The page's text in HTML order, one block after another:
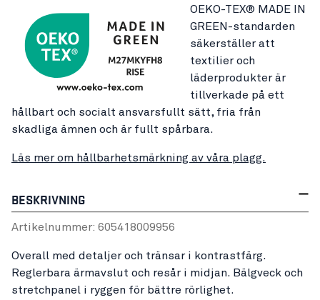
OEKO-TEX® MADE IN
GREEN-standarden
säkerställer att
textilier och
läderprodukter är
tillverkade på ett
hållbart och socialt ansvarsfullt sätt, fria från
skadliga ämnen och är fullt spårbara.
Läs mer om hållbarhetsmärkning av våra plagg.
BESKRIVNING
Artikelnummer: 605418009956
Overall med detaljer och tränsar i kontrastfärg.
Reglerbara ärmavslut och resår i midjan. Bälgveck och
stretchpanel i ryggen för bättre rörlighet.